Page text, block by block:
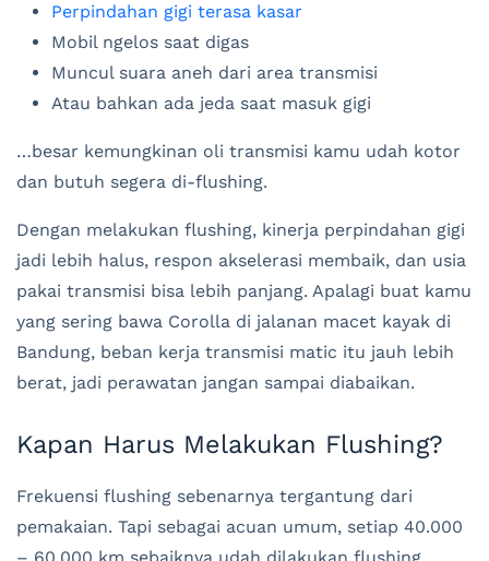
Perpindahan gigi terasa kasar
Mobil ngelos saat digas
Muncul suara aneh dari area transmisi
Atau bahkan ada jeda saat masuk gigi
…besar kemungkinan oli transmisi kamu udah kotor
dan butuh segera di-flushing.
Dengan melakukan flushing, kinerja perpindahan gigi
jadi lebih halus, respon akselerasi membaik, dan usia
pakai transmisi bisa lebih panjang. Apalagi buat kamu
yang sering bawa Corolla di jalanan macet kayak di
Bandung, beban kerja transmisi matic itu jauh lebih
berat, jadi perawatan jangan sampai diabaikan.
Kapan Harus Melakukan Flushing?
Frekuensi flushing sebenarnya tergantung dari
pemakaian. Tapi sebagai acuan umum, setiap 40.000